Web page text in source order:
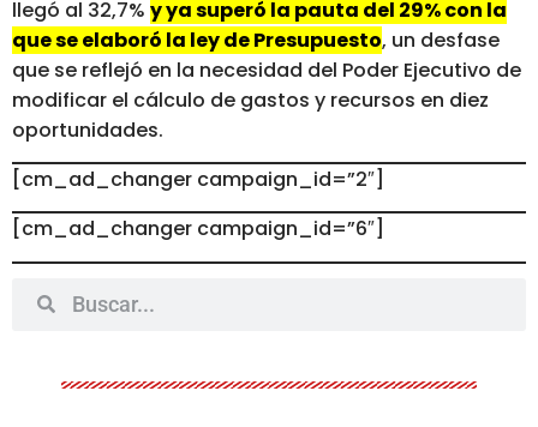
llegó al 32,7% y ya superó la pauta del 29% con la
que se elaboró la ley de Presupuesto, un desfase
que se reflejó en la necesidad del Poder Ejecutivo de
modificar el cálculo de gastos y recursos en diez
oportunidades.
[cm_ad_changer campaign_id=”2″]
[cm_ad_changer campaign_id=”6″]